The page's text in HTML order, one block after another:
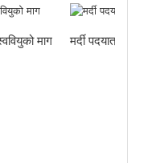
माग मर्दी